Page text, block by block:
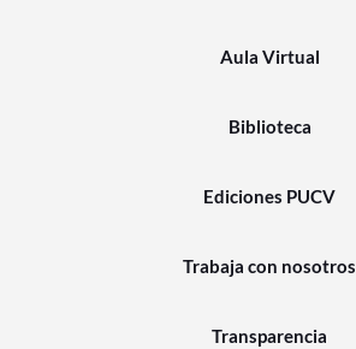
Aula Virtual
Biblioteca
Ediciones PUCV
Trabaja con nosotros
Transparencia